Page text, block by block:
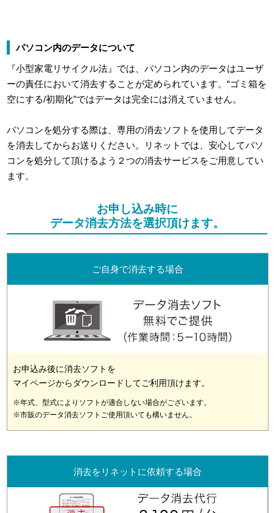
パソコン内のデータについて
『小型家電リサイクル法』では、パソコン内のデータはユーザ
ーの責任において消去することが定められています。“ゴミ箱を
空にする/初期化”ではデータは完全には消えていません。
パソコンを処分する際は、専用の消去ソフトを使用してデータ
を消去してからお送りください。リネットでは、安心してパソ
コンを処分して頂けるよう２つの消去サービスをご用意してい
ます。
お申し込み時に
データ消去方法を選択頂けます。
ご自身で消去する場合
お申込み後に消去ソフトを
マイページからダウンロードしてご利用頂けます。
※年式、型式によりソフトが適合しない場合がございます。
※市販のデータ消去ソフトご使用頂いても構いません。
消去をリネットに依頼する場合